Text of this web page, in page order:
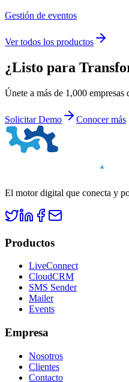
Gestión de eventos
Ver todos los productos
¿Listo para
Únete a más de 1,000
Solicitar Demo Conocer más
El motor digital que conecta y
Productos
LiveConnect
CloudCRM
SMS Sender
Mailer
Events
Empresa
Nosotros
Clientes
Contacto